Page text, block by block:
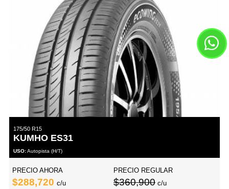
175/50 R15
KUMHO ES31
USO:Autopista (H/T)
PRECIO AHORA
$288,720 c/u
PRECIO REGULAR
$360,900 c/u